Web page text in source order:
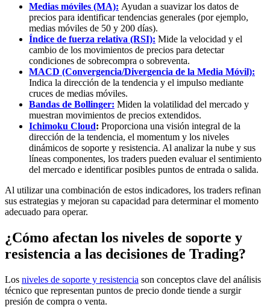
Medias móviles (MA): Ayudan a suavizar los datos de
precios para identificar tendencias generales (por ejemplo,
medias móviles de 50 y 200 días).
Índice de fuerza relativa (RSI): Mide la velocidad y el
cambio de los movimientos de precios para detectar
condiciones de sobrecompra o sobreventa.
MACD (Convergencia/Divergencia de la Media Móvil):
Indica la dirección de la tendencia y el impulso mediante
cruces de medias móviles.
Bandas de Bollinger: Miden la volatilidad del mercado y
muestran movimientos de precios extendidos.
Ichimoku Cloud: Proporciona una visión integral de la
dirección de la tendencia, el momentum y los niveles
dinámicos de soporte y resistencia. Al analizar la nube y sus
líneas componentes, los traders pueden evaluar el sentimiento
del mercado e identificar posibles puntos de entrada o salida.
Al utilizar una combinación de estos indicadores, los traders refinan
sus estrategias y mejoran su capacidad para determinar el momento
adecuado para operar.
¿Cómo afectan los niveles de soporte y
resistencia a las decisiones de Trading?
Los niveles de soporte y resistencia son conceptos clave del análisis
técnico que representan puntos de precio donde tiende a surgir
presión de compra o venta.